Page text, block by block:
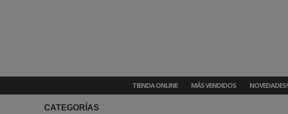
TIENDA ONLINE MÁS VENDIDOS NOVEDADES!
CATEGORÍAS